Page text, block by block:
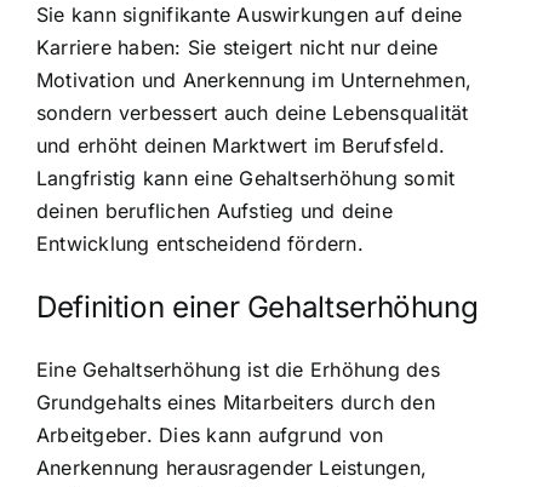
Sie kann signifikante Auswirkungen auf deine
Karriere haben: Sie steigert nicht nur deine
Motivation und Anerkennung im Unternehmen,
sondern verbessert auch deine Lebensqualität
und erhöht deinen Marktwert im Berufsfeld.
Langfristig kann eine Gehaltserhöhung somit
deinen beruflichen Aufstieg und deine
Entwicklung entscheidend fördern.
Definition einer Gehaltserhöhung
Eine Gehaltserhöhung ist die Erhöhung des
Grundgehalts eines Mitarbeiters durch den
Arbeitgeber. Dies kann aufgrund von
Anerkennung herausragender Leistungen,